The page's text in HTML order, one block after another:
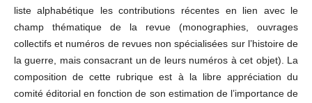
liste alphabétique les contributions récentes en lien avec le
champ thématique de la revue (monographies, ouvrages
collectifs et numéros de revues non spécialisées sur l’histoire de
la guerre, mais consacrant un de leurs numéros à cet objet). La
composition de cette rubrique est à la libre appréciation du
comité éditorial en fonction de son estimation de l’importance de